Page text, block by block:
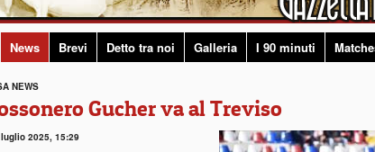
News Brevi Detto tra noi Galleria I 90 minuti
NEWS
Gucher va al Treviso
2025, 15:29